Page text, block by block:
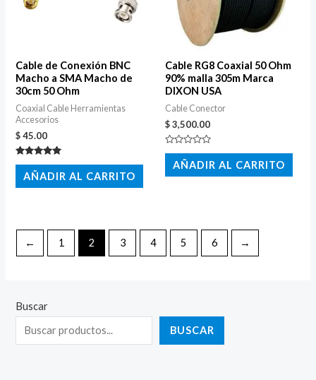
Cable de Conexión BNC
Macho a SMA Macho de
30cm 50 Ohm
Coaxial Cable Herramientas
Accesorios
$45.00
Valorado
con
5.00
de 5
AÑADIR AL CARRITO
Cable RG8 Coaxial 50 Ohm
90% malla 305m Marca
DIXON USA
Cable Conector
$3,500.00
Valorado
con
de
AÑADIR AL CARRITO
← 1 2 3 4 5 6 →
Buscar
BUSCAR